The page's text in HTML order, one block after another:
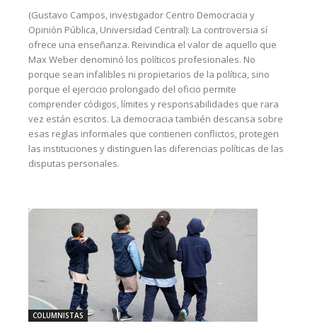
(Gustavo Campos, investigador Centro Democracia y
Opinión Pública, Universidad Central): La controversia sí
ofrece una enseñanza. Reivindica el valor de aquello que
Max Weber denominó los políticos profesionales. No
porque sean infalibles ni propietarios de la política, sino
porque el ejercicio prolongado del oficio permite
comprender códigos, límites y responsabilidades que rara
vez están escritos. La democracia también descansa sobre
esas reglas informales que contienen conflictos, protegen
las instituciones y distinguen las diferencias políticas de las
disputas personales.
COLUMNISTAS